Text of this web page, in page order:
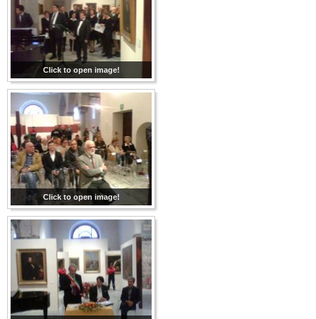
Click to open image!
Click to open image!